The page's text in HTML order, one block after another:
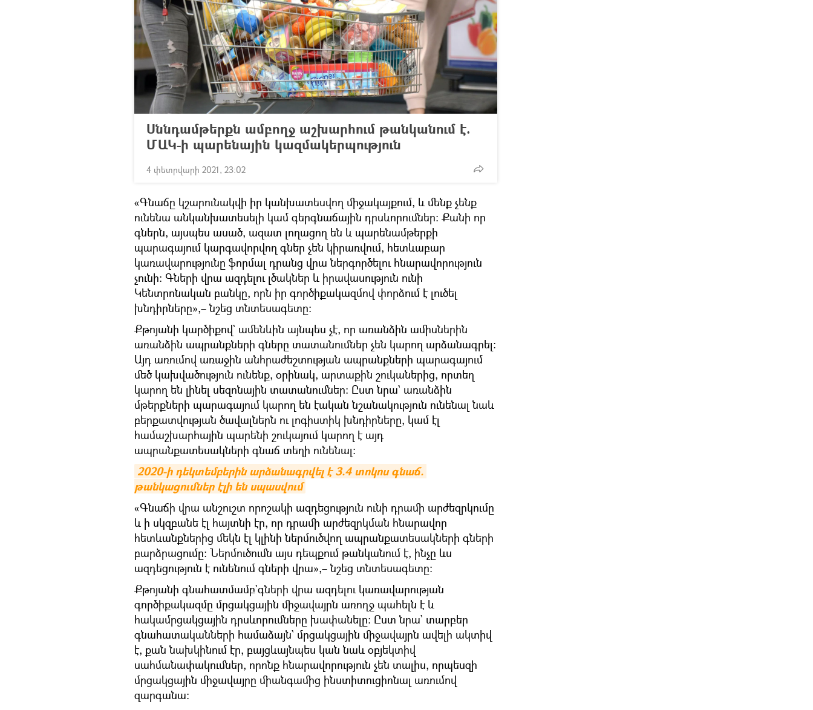
Սննդամթերքն ամբողջ աշխարհում թանկանում է.
ՄԱԿ-ի պարենային կազմակերպություն
4 փետրվարի 2021, 23:02
«Գնաճը կշարունակվի իր կանխատեսվող միջակայքում, և մենք չենք
ունենա անկանխատեսելի կամ գերգնաճային դրսևորումներ։ Քանի որ
գներն, այսպես ասած, ազատ լողացող են և պարենամթերքի
պարագայում կարգավորվող գներ չեն կիրառվում, հետևաբար
կառավարությունը ֆորմալ դրանց վրա ներգործելու հնարավորություն
չունի։ Գների վրա ազդելու լծակներ և իրավասություն ունի
Կենտրոնական բանկը, որն իր գործիքակազմով փորձում է լուծել
խնդիրները»,– նշեց տնտեսագետը։
Քթոյանի կարծիքով` ամենևին այնպես չէ, որ առանձին ամիսներին
առանձին ապրանքների գները տատանումներ չեն կարող արձանագրել։
Այդ առումով առաջին անհրաժեշտության ապրանքների պարագայում
մեծ կախվածություն ունենք, օրինակ, արտաքին շուկաներից, որտեղ
կարող են լինել սեզոնային տատանումներ։ Ըստ նրա` առանձին
մթերքների պարագայում կարող են էական նշանակություն ունենալ նաև
բերքատվության ծավալներն ու լոգիստիկ խնդիրները, կամ էլ
համաշխարհային պարենի շուկայում կարող է այդ
ապրանքատեսակների գնաճ տեղի ունենալ։
2020-ի դեկտեմբերին արձանագրվել է 3.4 տոկոս գնաճ.
թանկացումներ էլի են սպասվում
«Գնաճի վրա անշուշտ որոշակի ազդեցություն ունի դրամի արժեզրկումը
և ի սկզբանե էլ հայտնի էր, որ դրամի արժեզրկման հնարավոր
հետևանքներից մեկն էլ կլինի ներմուծվող ապրանքատեսակների գների
բարձրացումը։ Ներմուծումն այս դեպքում թանկանում է, ինչը ևս
ազդեցություն է ունենում գների վրա»,– նշեց տնտեսագետը։
Քթոյանի գնահատմամբ`գների վրա ազդելու կառավարության
գործիքակազմը մրցակցային միջավայրն առողջ պահելն է և
հակամրցակցային դրսևորումները խափանելը։ Ըստ նրա` տարբեր
գնահատականների համաձայն` մրցակցային միջավայրն ավելի ակտիվ
է, քան նախկինում էր, բայցևայնպես կան նաև օբյեկտիվ
սահմանափակումներ, որոնք հնարավորություն չեն տալիս, որպեսզի
մրցակցային միջավայրը միանգամից ինստիտուցիոնալ առումով
զարգանա։